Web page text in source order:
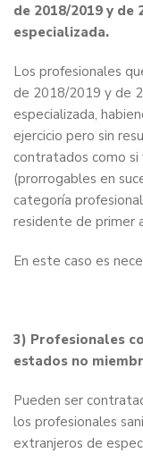
de 2018/2019 y
especializada.
Los profesionales
de 2018/2019 y de
especializada,
ejercicio pero sin
contratados como
(prorrogables en
categoría
residente de primer
En este caso es
3) Profesionales
estados no
Pueden ser
los profesionales
extranjeros de